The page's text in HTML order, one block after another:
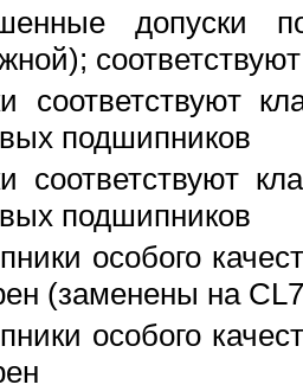
соответствуют
подшипников
соответствуют
подшипников
особого
(заменены на
особого